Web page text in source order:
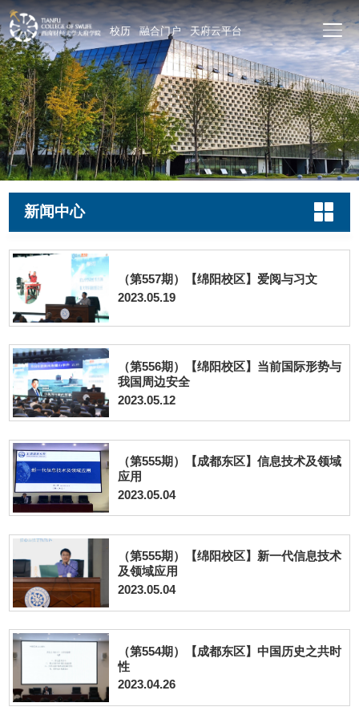
校历 融合门户 天府云平台
新闻中心
（第557期）【绵阳校区】爱阅与习文
2023.05.19
（第556期）【绵阳校区】当前国际形势与
我国周边安全
2023.05.12
（第555期）【成都东区】信息技术及领域
应用
2023.05.04
（第555期）【绵阳校区】新一代信息技术
及领域应用
2023.05.04
（第554期）【成都东区】中国历史之共时
性
2023.04.26